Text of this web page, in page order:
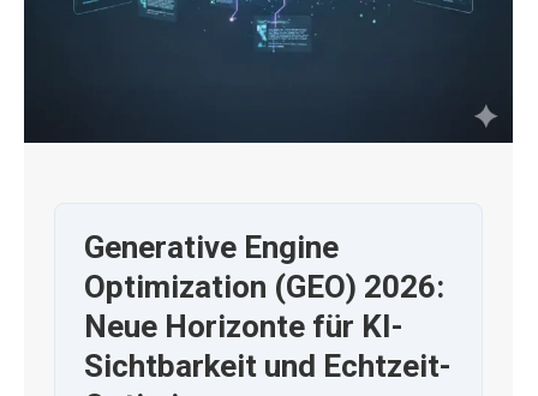
Generative Engine
Optimization (GEO) 2026:
Neue Horizonte für KI-
Sichtbarkeit und Echtzeit-